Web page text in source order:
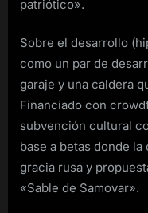
patriótico».
Sobre el desarrollo
como un par de
garaje y una caldera
Financiado con
subvención cultural
base a betas donde
gracia rusa y
«Sable de Samovar».